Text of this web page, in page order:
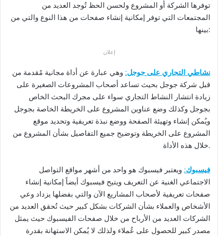
توفرها الشركة أو المشروع ولحسن الحظ تُوجد العديد من
المجتمعات التي توفر إمكانية إنشاء صفحات من هذا النوع والتي من
بينها:
إعلان
نشاطي التجاري على جوجل: وهي عبارة عن أداة مجانية مُقدمة من
قبل شركة جوجل بحيث تساعد أصحاب المشروعات الصغيرة على
زيادة انتشار النشاط التجاري سواء على مجرك البحث الخاص
بجوجل وكذلك وضع عناوين المشروع على الخريطة الخاصة بجوجل
ويُمكن إنشاء وتهيئة الصفحة ووضع نبذة تعريفية وتحديد موقع
المشروع على الخريطة وتوضيح جميع التفاصيل بشأن المشروع من
خلال هذه الأداة.
فيسبوك: ويعتبر فيسبوك هو واحد من أشهر مواقع التواصل
الاجتماعي الغنية عن التعريف ويتيح فيسبوك أيضاً إمكانية إنشاء
صفحات تعريفية لأصحاب المشاريع الآن والتي بفضلها يزداد وعي
الأشخاص والعملاء بشأن الشركات بشكل كبير حيث تُحقق العديد من
الشركات العديد من الأرباح من خلال صفحات الفيسبوك حيث يمثل
مصدر كبير للحصول على عُملاء ولذلك لا يُمكن الاستهانة بقدرة